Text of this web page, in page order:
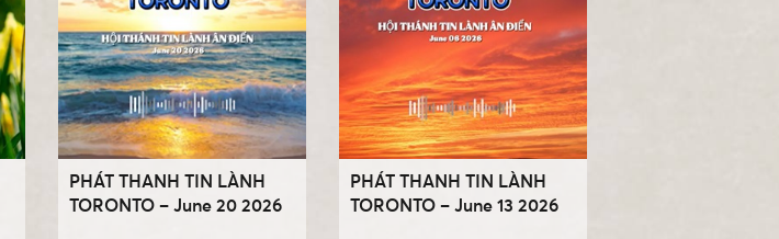
PHÁT THANH TIN LÀNH
TORONTO – June 20 2026
PHÁT THANH TIN LÀNH
TORONTO – June 13 2026